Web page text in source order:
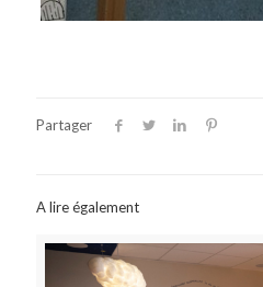
Partager
A lire également